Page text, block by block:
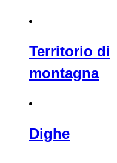
Territorio di
montagna
Dighe